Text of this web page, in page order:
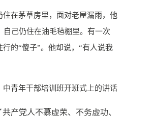
在茅草房里，面对老屋漏雨，他
己仍住在油毛毡棚里。有一次
的“傻子”。他却说，“有人说我
青年干部培训班开班式上的讲话
产党人不慕虚荣、不务虚功、